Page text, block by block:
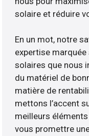
solaire et réduire
En un mot, notre
expertise marquée
solaires que nous
du matériel de
matière de
mettons l’accent
meilleurs
vous promettre